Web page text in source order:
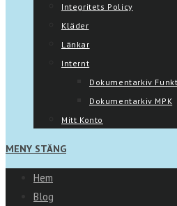
Integritets Policy
Kläder
Länkar
Internt
Dokumentarkiv
Dokumentarkiv MPK
Mitt Konto
MENY STÄNG
Hem
Blog